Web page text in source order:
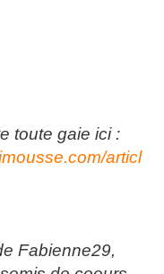
toute gaie ici :
articl
Fabienne29,